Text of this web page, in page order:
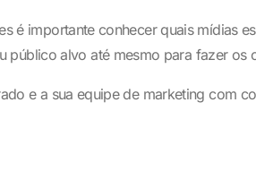
é importante conhecer quais mídias
público alvo até mesmo para fazer os
e a sua equipe de marketing com